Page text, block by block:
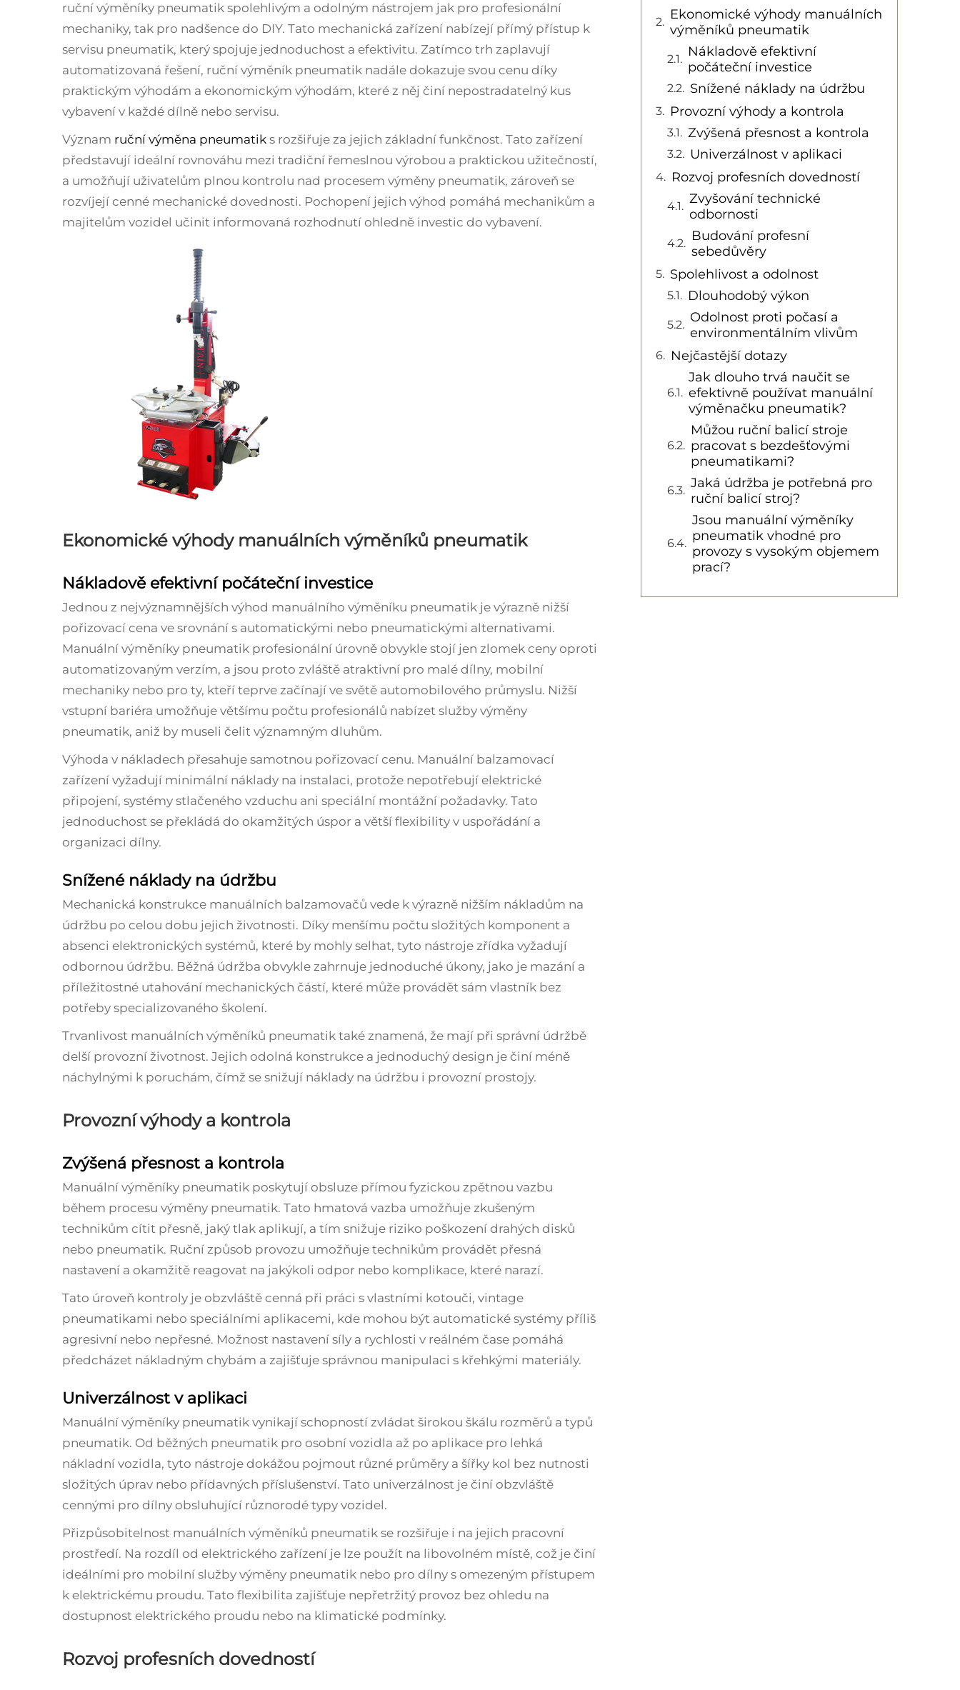
ruční výměníky pneumatik spolehlivým a odolným nástrojem jak pro profesionální
mechaniky, tak pro nadšence do DIY. Tato mechanická zařízení nabízejí přímý přístup k
servisu pneumatik, který spojuje jednoduchost a efektivitu. Zatímco trh zaplavují
automatizovaná řešení, ruční výměník pneumatik nadále dokazuje svou cenu díky
praktickým výhodám a ekonomickým výhodám, které z něj činí nepostradatelný kus
vybavení v každé dílně nebo servisu.
Význam ruční výměna pneumatik s rozšiřuje za jejich základní funkčnost. Tato zařízení
představují ideální rovnováhu mezi tradiční řemeslnou výrobou a praktickou užitečností,
a umožňují uživatelům plnou kontrolu nad procesem výměny pneumatik, zároveň se
rozvíjejí cenné mechanické dovednosti. Pochopení jejich výhod pomáhá mechanikům a
majitelům vozidel učinit informovaná rozhodnutí ohledně investic do vybavení.
Ekonomické výhody manuálních výměníků pneumatik
Nákladově efektivní počáteční investice
Jednou z nejvýznamnějších výhod manuálního výměníku pneumatik je výrazně nižší
pořizovací cena ve srovnání s automatickými nebo pneumatickými alternativami.
Manuální výměníky pneumatik profesionální úrovně obvykle stojí jen zlomek ceny oproti
automatizovaným verzím, a jsou proto zvláště atraktivní pro malé dílny, mobilní
mechaniky nebo pro ty, kteří teprve začínají ve světě automobilového průmyslu. Nižší
vstupní bariéra umožňuje většímu počtu profesionálů nabízet služby výměny
pneumatik, aniž by museli čelit významným dluhům.
Výhoda v nákladech přesahuje samotnou pořizovací cenu. Manuální balzamovací
zařízení vyžadují minimální náklady na instalaci, protože nepotřebují elektrické
připojení, systémy stlačeného vzduchu ani speciální montážní požadavky. Tato
jednoduchost se překládá do okamžitých úspor a větší flexibility v uspořádání a
organizaci dílny.
Snížené náklady na údržbu
Mechanická konstrukce manuálních balzamovačů vede k výrazně nižším nákladům na
údržbu po celou dobu jejich životnosti. Díky menšímu počtu složitých komponent a
absenci elektronických systémů, které by mohly selhat, tyto nástroje zřídka vyžadují
odbornou údržbu. Běžná údržba obvykle zahrnuje jednoduché úkony, jako je mazání a
příležitostné utahování mechanických částí, které může provádět sám vlastník bez
potřeby specializovaného školení.
Trvanlivost manuálních výměníků pneumatik také znamená, že mají při správní údržbě
delší provozní životnost. Jejich odolná konstrukce a jednoduchý design je činí méně
náchylnými k poruchám, čímž se snižují náklady na údržbu i provozní prostojy.
Provozní výhody a kontrola
Zvýšená přesnost a kontrola
Manuální výměníky pneumatik poskytují obsluze přímou fyzickou zpětnou vazbu
během procesu výměny pneumatik. Tato hmatová vazba umožňuje zkušeným
technikům cítit přesně, jaký tlak aplikují, a tím snižuje riziko poškození drahých disků
nebo pneumatik. Ruční způsob provozu umožňuje technikům provádět přesná
nastavení a okamžitě reagovat na jakýkoli odpor nebo komplikace, které narazí.
Tato úroveň kontroly je obzvláště cenná při práci s vlastními kotouči, vintage
pneumatikami nebo speciálními aplikacemi, kde mohou být automatické systémy příliš
agresivní nebo nepřesné. Možnost nastavení síly a rychlosti v reálném čase pomáhá
předcházet nákladným chybám a zajišťuje správnou manipulaci s křehkými materiály.
Univerzálnost v aplikaci
Manuální výměníky pneumatik vynikají schopností zvládat širokou škálu rozměrů a typů
pneumatik. Od běžných pneumatik pro osobní vozidla až po aplikace pro lehká
nákladní vozidla, tyto nástroje dokážou pojmout různé průměry a šířky kol bez nutnosti
složitých úprav nebo přídavných příslušenství. Tato univerzálnost je činí obzvláště
cennými pro dílny obsluhující různorodé typy vozidel.
Přizpůsobitelnost manuálních výměníků pneumatik se rozšiřuje i na jejich pracovní
prostředí. Na rozdíl od elektrického zařízení je lze použít na libovolném místě, což je činí
ideálními pro mobilní služby výměny pneumatik nebo pro dílny s omezeným přístupem
k elektrickému proudu. Tato flexibilita zajišťuje nepřetržitý provoz bez ohledu na
dostupnost elektrického proudu nebo na klimatické podmínky.
Rozvoj profesních dovedností
Ekonomické výhody manuálních
výměníků pneumatik
Nákladově efektivní
počáteční investice
Snížené náklady na údržbu
Provozní výhody a kontrola
Zvýšená přesnost a kontrola
Univerzálnost v aplikaci
Rozvoj profesních dovedností
Zvyšování technické
odbornosti
Budování profesní
sebedůvěry
Spolehlivost a odolnost
Dlouhodobý výkon
Odolnost proti počasí a
environmentálním vlivům
Nejčastější dotazy
Jak dlouho trvá naučit se
efektivně používat manuální
výměnačku pneumatik?
Můžou ruční balicí stroje
pracovat s bezdešťovými
pneumatikami?
Jaká údržba je potřebná pro
ruční balicí stroj?
Jsou manuální výměníky
pneumatik vhodné pro
provozy s vysokým objemem
prací?